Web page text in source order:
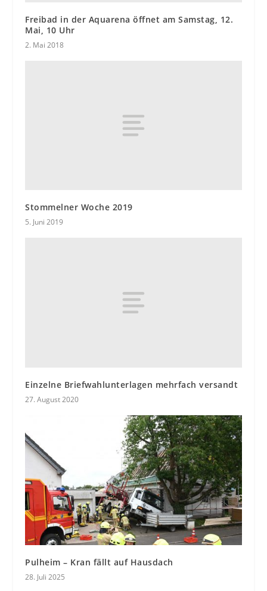
Freibad in der Aquarena öffnet am Samstag, 12.
Mai, 10 Uhr
2. Mai 2018
Stommelner Woche 2019
5. Juni 2019
Einzelne Briefwahlunterlagen mehrfach versandt
27. August 2020
Pulheim – Kran fällt auf Hausdach
28. Juli 2025